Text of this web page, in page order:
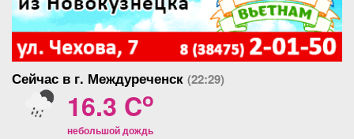
Сейчас в г. Междуреченск (22:29)
16.3 Co
небольшой дождь